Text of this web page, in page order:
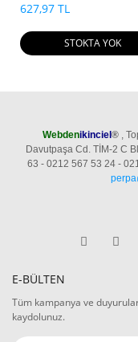
627,97 TL
STOKTA YOK
Webdenikinciel®,
Davutpaşa Cd. TİM-2 C
63 - 0212 567 53 24 -
E-BÜLTEN
Tüm kampanya ve
kaydolunuz.